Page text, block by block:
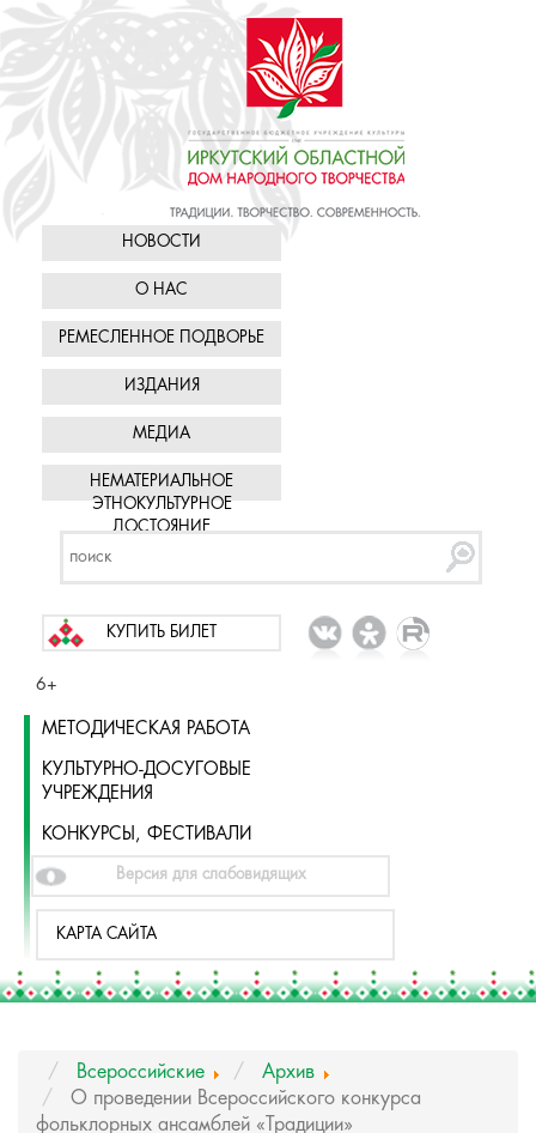
НОВОСТИ
О НАС
РЕМЕСЛЕННОЕ ПОДВОРЬЕ
ИЗДАНИЯ
МЕДИА
НЕМАТЕРИАЛЬНОЕ
ЭТНОКУЛЬТУРНОЕ
ДОСТОЯНИЕ
КУПИТЬ БИЛЕТ
6+
МЕТОДИЧЕСКАЯ РАБОТА
КУЛЬТУРНО-ДОСУГОВЫЕ
УЧРЕЖДЕНИЯ
КОНКУРСЫ, ФЕСТИВАЛИ
Версия для слабовидящих
КАРТА САЙТА
Всероссийские
Архив
О проведении Всероссийского конкурса
фольклорных ансамблей «Традиции»